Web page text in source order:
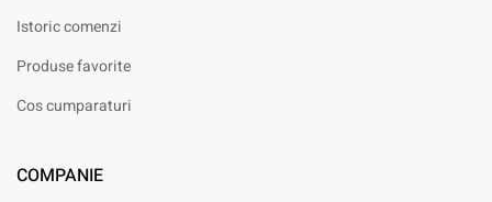
Istoric comenzi
Produse favorite
Cos cumparaturi
COMPANIE